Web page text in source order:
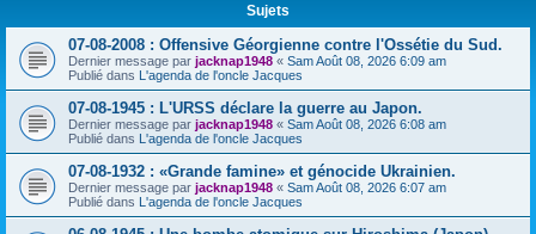
Sujets
07-08-2008 : Offensive Géorgienne contre l'Ossétie du Sud.
Dernier message par jacknap1948 « Sam Août 08, 2026 6:09 am
Publié dans L'agenda de l'oncle Jacques
07-08-1945 : L'URSS déclare la guerre au Japon.
Dernier message par jacknap1948 « Sam Août 08, 2026 6:08 am
Publié dans L'agenda de l'oncle Jacques
07-08-1932 : «Grande famine» et génocide Ukrainien.
Dernier message par jacknap1948 « Sam Août 08, 2026 6:07 am
Publié dans L'agenda de l'oncle Jacques